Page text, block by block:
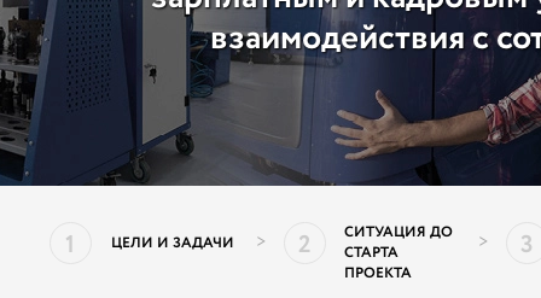
взаимодействия с
1 ЦЕЛИ И ЗАДАЧИ > 2
СИТУАЦИЯ ДО
СТАРТА
ПРОЕКТА
> 3